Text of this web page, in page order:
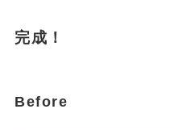
完成！
Before